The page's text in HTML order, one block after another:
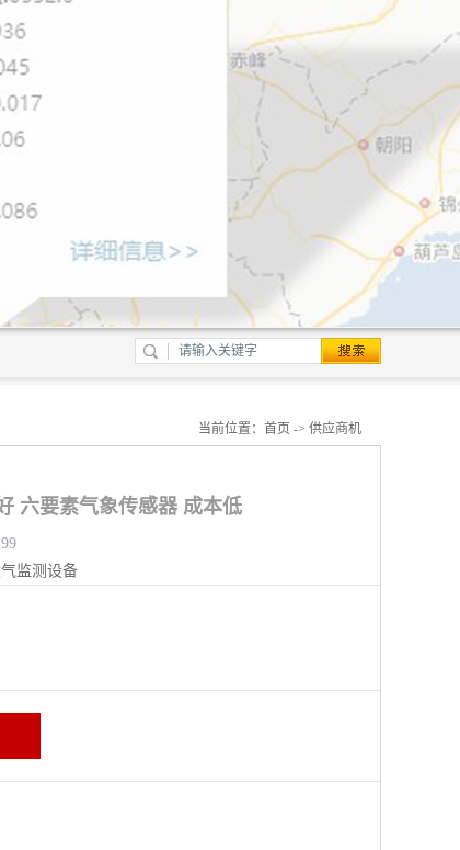
当前位置： 首页 -> 供应商机
六要素气象传感器 成本低
监测设备